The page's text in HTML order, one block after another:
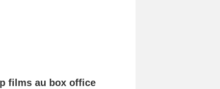
films au box office